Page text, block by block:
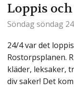
Loppis
Söndag söndag
24/4 var det
Rostorpsplanen.
kläder, leksaker,
div saker! Det